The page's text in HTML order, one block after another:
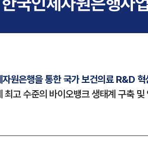
자원은행을 통한 국가 보건의료 R&D 혁
최고 수준의 바이오뱅크 생태계 구축